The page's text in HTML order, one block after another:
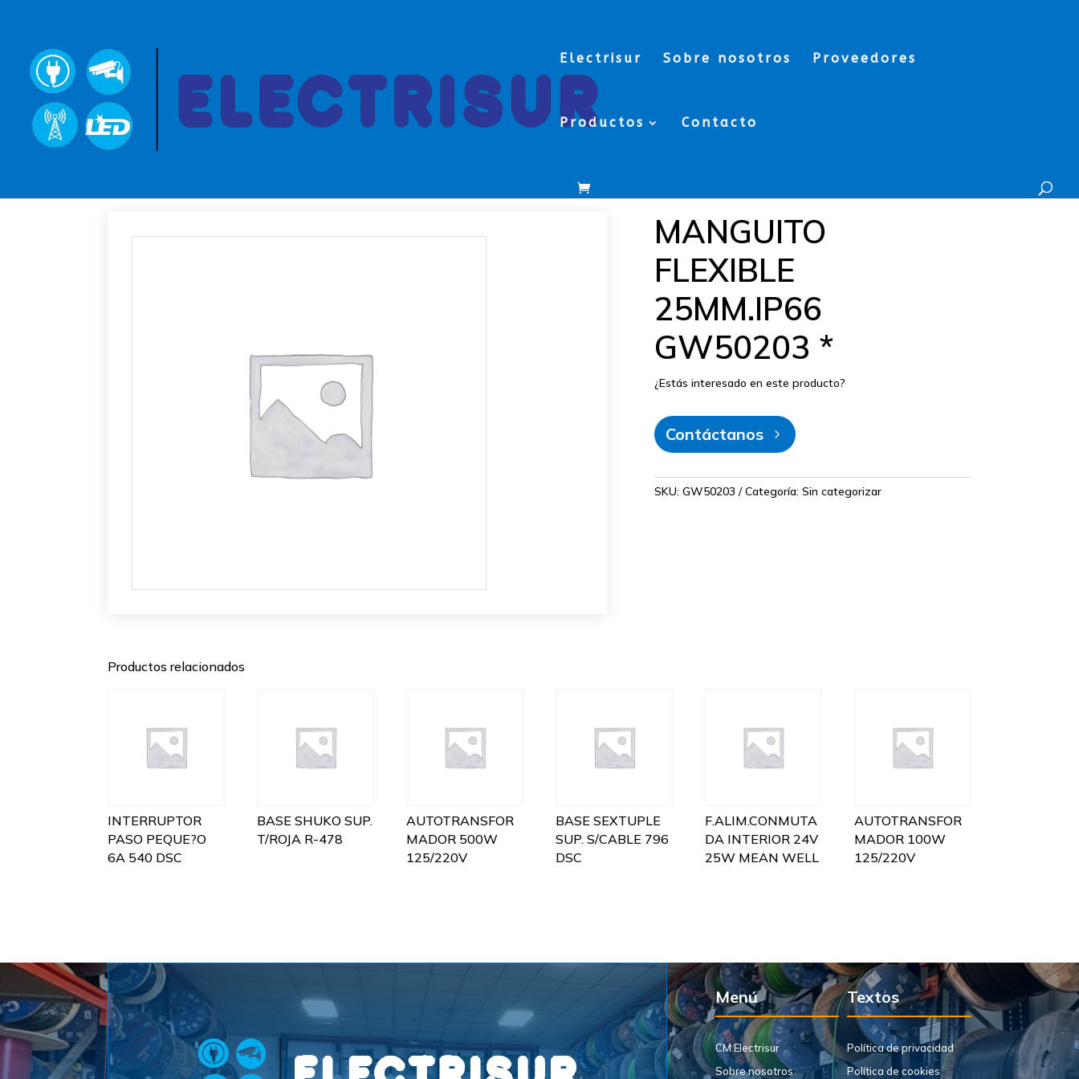
Electrisur Sobre nosotros Proveedores
Productos Contacto
MANGUITO
FLEXIBLE
25MM.IP66
GW50203 *
¿Estás interesado en este producto?
Contáctanos
SKU: GW50203 Categoría: Sin categorizar
Productos relacionados
INTERRUPTOR
PASO PEQUE?O
6A 540 DSC
BASE SHUKO SUP.
T/ROJA R-478
AUTOTRANSFOR
MADOR 500W
125/220V
BASE SEXTUPLE
SUP. S/CABLE 796
DSC
F.ALIM.CONMUTA
DA INTERIOR 24V
25W MEAN WELL
AUTOTRANSFOR
MADOR 100W
125/220V
Menú Textos
CM Electrisur
Sobre nosotros
Política de privacidad
Política de cookies